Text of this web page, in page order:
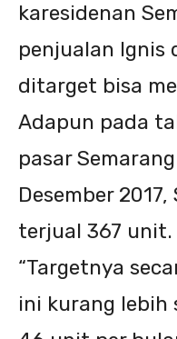
karesidenan
penjualan Ignis
ditarget bisa
Adapun pada
pasar
Desember
terjual 367 unit.
“Targetnya
ini kurang lebih